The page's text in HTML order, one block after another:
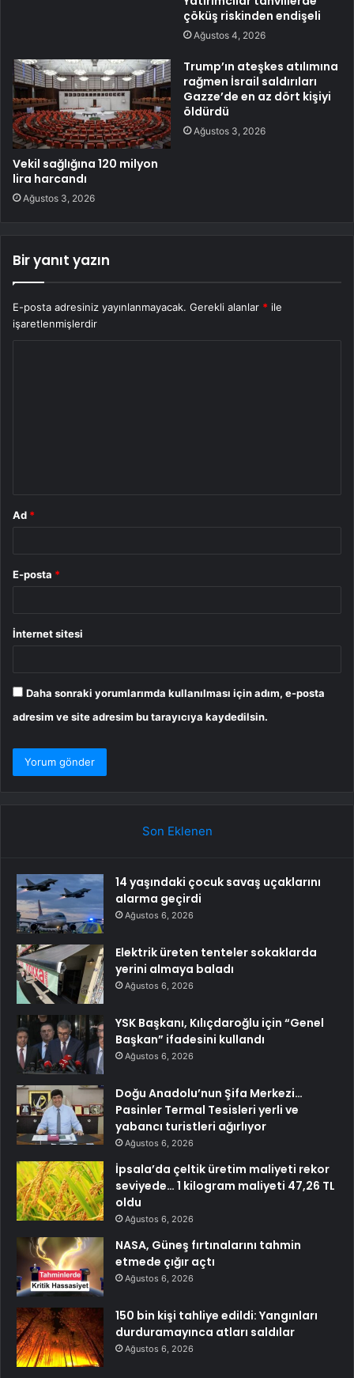
çöküş riskinden endişeli
Ağustos 4, 2026
Vekil sağlığına 120 milyon
lira harcandı
Ağustos 3, 2026
Trump’ın ateşkes atılımına
rağmen İsrail saldırıları
Gazze’de en az dört kişiyi
öldürdü
Ağustos 3, 2026
Bir yanıt yazın
E-posta adresiniz yayınlanmayacak. Gerekli alanlar * ile
işaretlenmişlerdir
Ad *
E-posta *
İnternet sitesi
Daha sonraki yorumlarımda kullanılması için adım, e-posta
adresim ve site adresim bu tarayıcıya kaydedilsin.
Son Eklenen
14 yaşındaki çocuk savaş uçaklarını
alarma geçirdi
Ağustos 6, 2026
Elektrik üreten tenteler sokaklarda
yerini almaya baladı
Ağustos 6, 2026
YSK Başkanı, Kılıçdaroğlu için “Genel
Başkan” ifadesini kullandı
Ağustos 6, 2026
Doğu Anadolu’nun Şifa Merkezi…
Pasinler Termal Tesisleri yerli ve
yabancı turistleri ağırlıyor
Ağustos 6, 2026
İpsala’da çeltik üretim maliyeti rekor
seviyede… 1 kilogram maliyeti 47,26 TL
oldu
Ağustos 6, 2026
NASA, Güneş fırtınalarını tahmin
etmede çığır açtı
Ağustos 6, 2026
150 bin kişi tahliye edildi: Yangınları
durduramayınca atları saldılar
Ağustos 6, 2026